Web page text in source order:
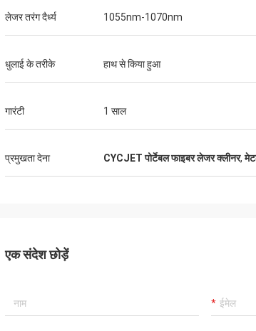
लेजर तरंग दैर्ध्य 1055nm-1070nm
धुलाई के तरीके हाथ से किया हुआ
गारंटी 1 साल
प्रमुखता देना CYCJET पोर्टेबल फाइबर लेजर क्लीनर,
एक संदेश छोड़ें